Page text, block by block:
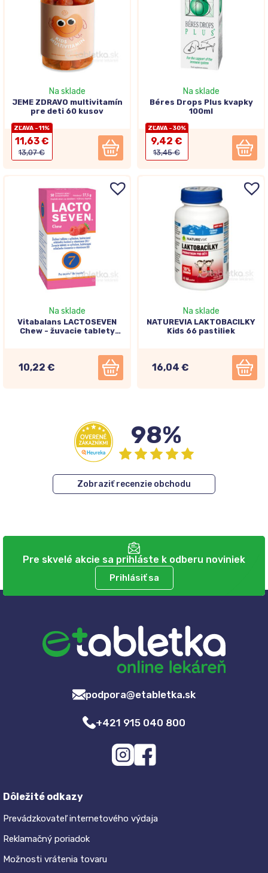
Na sklade
JEME ZDRAVO multivitamín
pre deti 60 kusov
ZĽAVA -11%
11,63 €
13,07 €
Na sklade
Béres Drops Plus kvapky
100ml
ZĽAVA -30%
9,42 €
13,45 €
Na sklade
Vitabalans LACTOSEVEN
Chew - žuvacie tablety
10,22 €
Na sklade
NATUREVIA LAKTOBACILKY
Kids 66 pastiliek
16,04 €
98%
Zobraziť recenzie obchodu
Pre skvelé akcie sa prihláste k odberu noviniek
Prihlásiť sa
podpora@etabletka.sk
+421 915 040 800
Dôležité odkazy
Prevádzkovateľ internetového výdaja
Reklamačný poriadok
Možnosti vrátenia tovaru